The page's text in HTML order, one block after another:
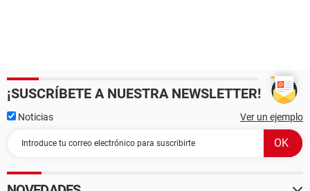
¡SUSCRÍBETE A NUESTRA NEWSLETTER!
Noticias Ver un ejemplo